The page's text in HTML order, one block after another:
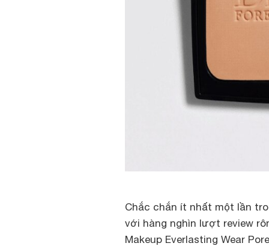
Chắc chắn ít nhất một lần
với hàng nghìn lượt review
Makeup Everlasting Wear